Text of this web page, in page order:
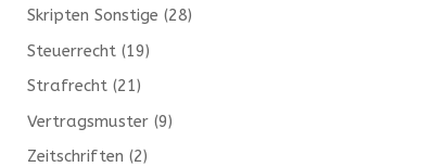
Skripten Sonstige (28)
Steuerrecht(19)
Strafrecht(21)
Vertragsmuster(9)
Zeitschriften (2)